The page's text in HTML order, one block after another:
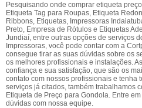
Pesquisando onde comprar etiqueta
Etiqueta Tag para Roupas, Etiqueta
Ribbons, Etiquetas, Impressoras
Preto, Empresa de Rótulos e Etiquetas
Jundiaí, entre outras opções de serviços
Impressoras, você pode contar com a
consegue tirar as suas dúvidas sobre os
os melhores profissionais e instalações.
confiança e sua satisfação, que são os
contato com nossos profissionais e tenha
serviços já citados, também trabalhamos
Etiqueta de Preço para Gondola. Entre
dúvidas com nossa equipe.